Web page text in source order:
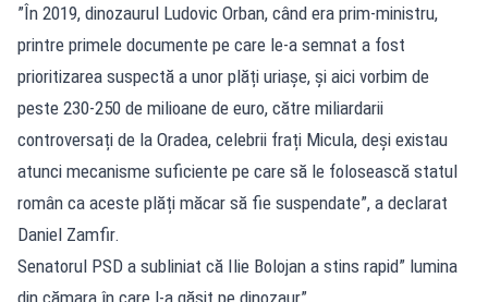
”În 2019, dinozaurul Ludovic Orban, când era prim-ministru,
printre primele documente pe care le-a semnat a fost
prioritizarea suspectă a unor plăți uriașe, și aici vorbim de
peste 230-250 de milioane de euro, către miliardarii
controversați de la Oradea, celebrii frați Micula, deși existau
atunci mecanisme suficiente pe care să le folosească statul
român ca aceste plăți măcar să fie suspendate”, a declarat
Daniel Zamfir.
Senatorul PSD a subliniat că Ilie Bolojan a stins rapid” lumina
din cămara în care l-a găsit pe dinozaur”.